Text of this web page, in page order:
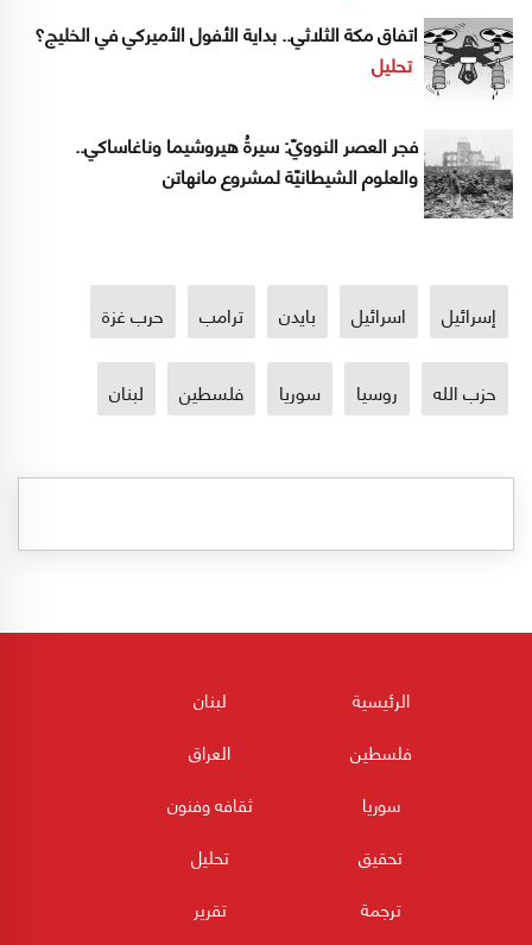
اتفاق مكة الثلاثي.. بداية الأفول الأميركي في الخليج؟
تحليل
فجر العصر النوويّ: سيرةُ هيروشيما وناغاساكي..
والعلوم الشيطانيّة لمشروع مانهاتن
إسرائيل اسرائيل بايدن ترامب حرب غزة
حزب الله روسيا سوريا فلسطين لبنان
الرئيسية
لبنان
فلسطين
العراق
سوريا
ثقافه وفنون
تحقيق
تحليل
ترجمة
تقرير